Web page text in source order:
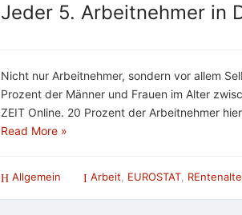
Jeder 5. Arbeitnehmer in
Nicht nur Arbeitnehmer, sondern vor allem
Prozent der Männer und Frauen im Alter
ZEIT Online. 20 Prozent der Arbeitnehmer
Read More »
Allgemein Arbeit EUROSTAT,